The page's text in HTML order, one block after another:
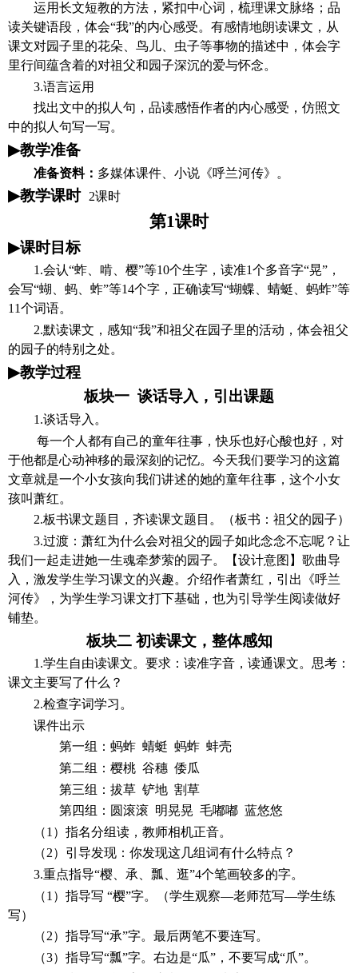
运用长文短教的方法，紧扣中心词，梳理课文脉络；品
读关键语段，体会“我”的内心感受。有感情地朗读课文，从
课文对园子里的花朵、鸟儿、虫子等事物的描述中，体会字
里行间蕴含着的对祖父和园子深沉的爱与怀念。
3.语言运用
找出文中的拟人句，品读感悟作者的内心感受，仿照文
中的拟人句写一写。
▶教学准备
准备资料： 多媒体课件、小说《呼兰河传》。
▶教学课时 2课时
第1课时
▶课时目标
1.会认“蚱、啃、樱”等10个生字，读准1个多音字“晃”，
会写“蝴、蚂、蚱”等14个字，正确读写“蝴蝶、蜻蜓、蚂蚱”等
1 1个词语。
2.默读课文，感知“我”和祖父在园子里的活动，体会祖父
的园子的特别之处。
▶教学过程
板块一 谈话导入，引出课题
1.谈话导入。
每一个人都有自己的童年往事，快乐也好心酸也好，对
于他都是心动神移的最深刻的记忆。今天我们要学习的这篇
文章就是一个小女孩向我们讲述的她的童年往事，这个小女
孩叫萧红。
2.板书课文题目，齐读课文题目。（板书：祖父的园子）
3.过渡：萧红为什么会对祖父的园子如此念念不忘呢？让
我们一起走进她一生魂牵梦萦的园子。【设计意图】 歌曲导
入，激发学生学习课文的兴趣。介绍作者萧红，引出《呼兰
河传》，为学生学习课文打下基础，也为引导学生阅读做好
铺垫。
板块二 初读课文，整体感知
1.学生自由读课文。要求：读准字音，读通课文。思考：
课文主要写了什么？
2.检查字词学习。
课件出示
第一组：蚂蚱 蜻蜓 蚂蚱 蚌壳
第二组：樱桃 谷穗 倭瓜
第三组：拔草 铲地 割草
第四组：圆滚滚 明晃晃 毛嘟嘟 蓝悠悠
（1）指名分组读，教师相机正音。
（2）引导发现：你发现这几组词有什么特点？
3.重点指导“樱、承、瓢、逛”4个笔画较多的字。
（1）指导写 “樱”字。（学生观察—老师范写—学生练
写）
（2）指导写“承”字。最后两笔不要连写。
（3）指导写“瓢”字。右边是“瓜”，不要写成“爪”。